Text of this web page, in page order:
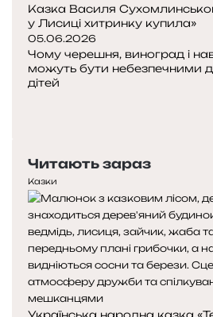
в
у
ж
і
н
Казка Василя
у Лисиці хитринку купила»
05.06.2026
Чому черешня, виноград і
можуть бути небезпечними
дітей
р
е
д
н
я
с
т
о
р
т
у
п
н
а
с
т
о
р
Читають зараз
Казки